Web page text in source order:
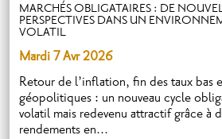
MARCHÉS OBLIGATAIRES : DE
PERSPECTIVES DANS UN
VOLATIL
Mardi 7 Avr 2026
Retour de l’inflation, fin des taux bas
géopolitiques : un nouveau cycle
volatil mais redevenu attractif grâce à
rendements en...